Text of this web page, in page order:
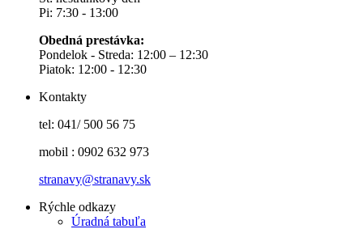
Pi: 7:30 - 13:00
Obedná prestávka:
Pondelok - Streda: 12:00 – 12:30
Piatok: 12:00 - 12:30
Kontakty
tel: 041/ 500 56 75
mobil : 0902 632 973
stranavy@stranavy.sk
Rýchle odkazy
Úradná tabuľa